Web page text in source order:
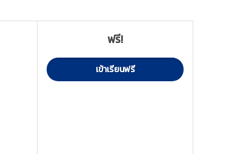
ฟรี!
เข้าเรียนฟรี